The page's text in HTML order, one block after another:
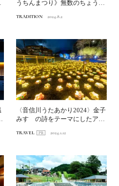
うちんまつり》無数のちょうち
TRADITION 2024.8.2
〈音信川うたあかり2024〉金子
みすゞの詩をテーマにしたアー
TRAVEL 2024.1.12